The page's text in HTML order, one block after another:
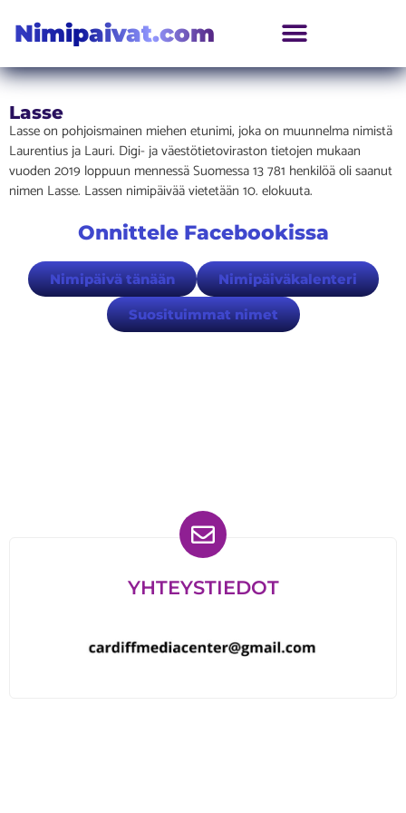
Nimipaivat.com
Lasse
Lasse on pohjoismainen miehen etunimi, joka on muunnelma nimistä
Laurentius ja Lauri. Digi- ja väestötietoviraston tietojen mukaan
vuoden 2019 loppuun mennessä Suomessa 13 781 henkilöä oli saanut
nimen Lasse. Lassen nimipäivää vietetään 10. elokuuta.
Onnittele Facebookissa
Nimipäivä tänään Nimipäiväkalenteri
Suosituimmat nimet
YHTEYSTIEDOT